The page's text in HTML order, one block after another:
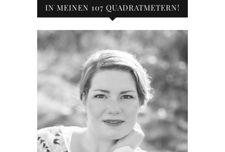
IN MEINEN 107 QUADRATMETERN!